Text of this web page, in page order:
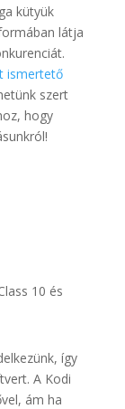
kütyük
látja
ismertető
szert
hogy
10 és
így
A Kodi
ám ha